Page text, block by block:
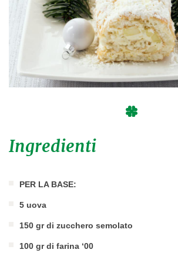
Ingredienti
PER LA BASE:
5 uova
150 gr di zucchero semolato
100 gr di farina ‘00